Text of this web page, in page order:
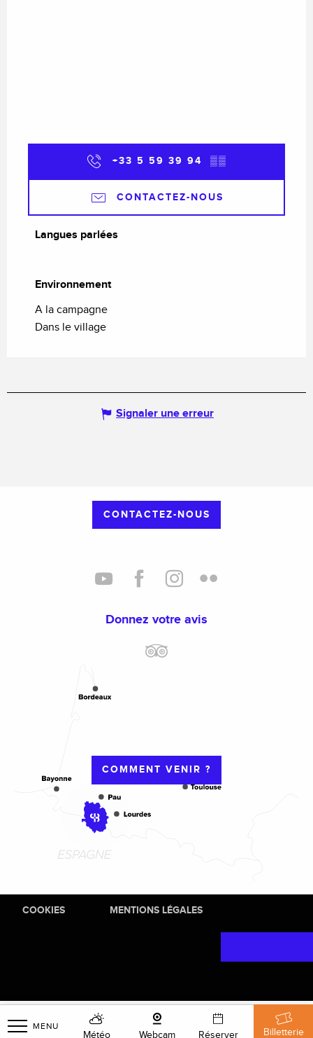
MENU
Météo Webcam Réserver Billetterie
+33 5 59 39 94 ▒▒
CONTACTEZ-NOUS
Langues parlées
Langues parlées
Environnement
Environnement
A la campagne
Dans le village
Signaler une erreur
CONTACTEZ-NOUS
Donnez votre avis
COMMENT VENIR ?
COOKIES MENTIONS LÉGALES